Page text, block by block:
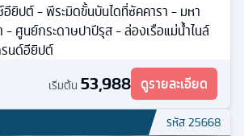
ยิปต์ - พีระมิดขั้นบันไดที่ซัคคารา - มหา
- ศูนย์กระดาษปาปีรุส - ล่องเรือแม่น้ำไนล์
นด์อียิปต์
เริ่มต้น 53,988 ดูรายละเอียด
รหัส25668